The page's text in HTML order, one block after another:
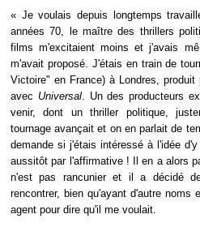
« Je voulais depuis longtemps
années 70, le maître des thrillers
films m'excitaient moins et j'avais
m'avait proposé. J'étais en train de
Victoire" en France) à Londres, produit
avec Universal. Un des producteurs
venir, dont un thriller politique,
tournage avançait et on en parlait de
demande si j'étais intéressé à l'idée
aussitôt par l'affirmative ! Il en a alors
n'est pas rancunier et il a décidé
rencontrer, bien qu'ayant d'autre
agent pour dire qu'il me voulait.